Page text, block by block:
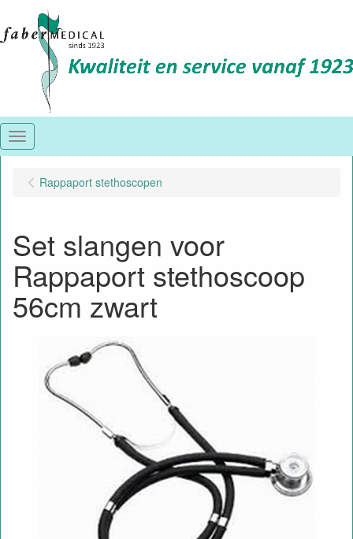
Menu
Rappaport stethoscopen
Set slangen voor
Rappaport stethoscoop
56cm zwart